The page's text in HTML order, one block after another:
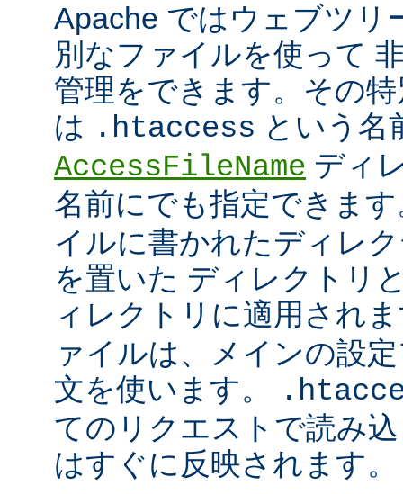
Apache ではウェブツリ
別なファイルを使って
管理をできます。その
は .htaccess という名
AccessFileName ディ
名前にでも指定できま
イルに書かれたディレ
を置いた ディレクトリ
ィレクトリに適用され
ァイルは、メインの設
文を使います。
てのリクエストで読み
はすぐに反映されます。